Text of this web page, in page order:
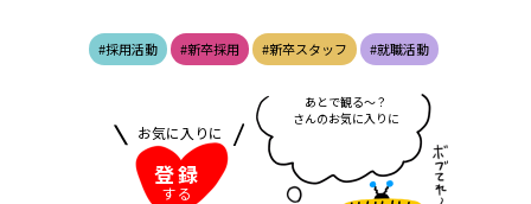
#採用活動 #新卒採用 #新卒スタッフ #就職活動
あ とで観る～？
さんのお気に入り に
お気に入りに
登録
する